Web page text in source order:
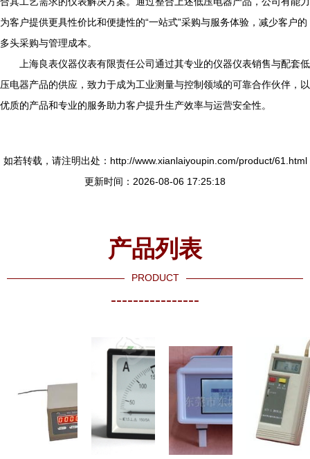
为客户提供更具性价比和便捷性的“一站式”采购与服务体验，减少客户的
多头采购与管理成本。
上海良表仪器仪表有限责任公司通过其专业的仪器仪表销售与配套低
压电器产品的供应，致力于成为工业测量与控制领域的可靠合作伙伴，以
优质的产品和专业的服务助力客户提升生产效率与运营安全性。
如若转载，请注明出处：http://www.xianlaiyoupin.com/product/61.html
更新时间：2026-08-06 17:25:18
产品列表
PRODUCT
----------------